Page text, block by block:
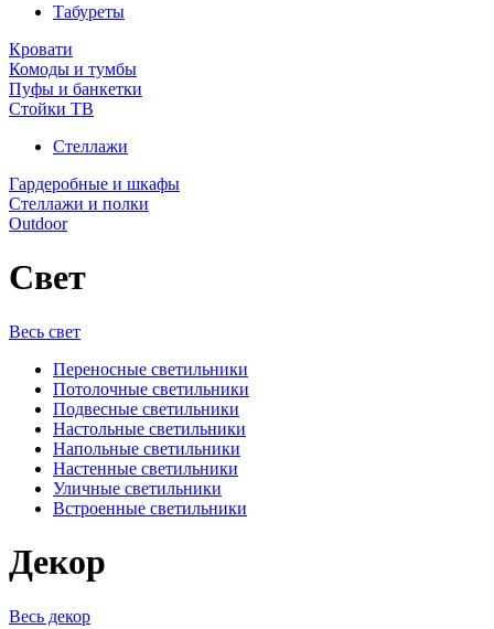
Табуреты
Кровати
Комоды и тумбы
Пуфы и банкетки
Стойки ТВ
Стеллажи
Гардеробные и шкафы
Стеллажи и полки
Outdoor
Свет
Весь свет
Переносные светильники
Потолочные светильники
Подвесные светильники
Настольные светильники
Напольные светильники
Настенные светильники
Уличные светильники
Встроенные светильники
Декор
Весь декор